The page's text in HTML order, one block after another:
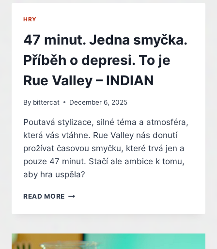
LIGHT
ROZEBÍRÁ
DESIGN
MISÍ
A
HRÁČSKOU
–
HRY
47 minut. Jedna smyčka.
Příběh o depresi. To je
Rue Valley – INDIAN
By bittercat December 6, 2025
Poutavá stylizace, silné téma a atmosféra,
která vás vtáhne. Rue Valley nás donutí
prožívat časovou smyčku, které trvá jen a
pouze 47 minut. Stačí ale ambice k tomu,
aby hra uspěla?
READ MORE 47
JEDNA
PŘÍBĚH